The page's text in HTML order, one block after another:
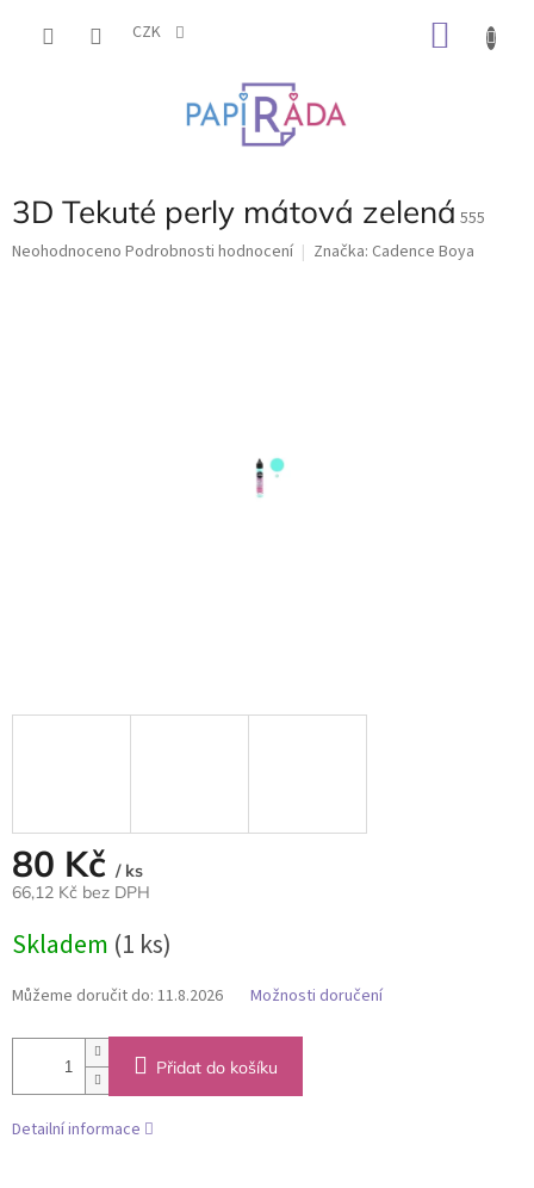
CZK
3D Tekuté perly mátová zelená 555
Průměrné
Neohodnoceno Podrobnosti hodnocení Značka: Cadence Boya
80 Kč / ks
66,12 Kč bez DPH
cena:
Skladem (1 ks)
Můžeme doručit do: 11.8.2026 Možnosti doručení
Přidat do košíku
Detailní informace